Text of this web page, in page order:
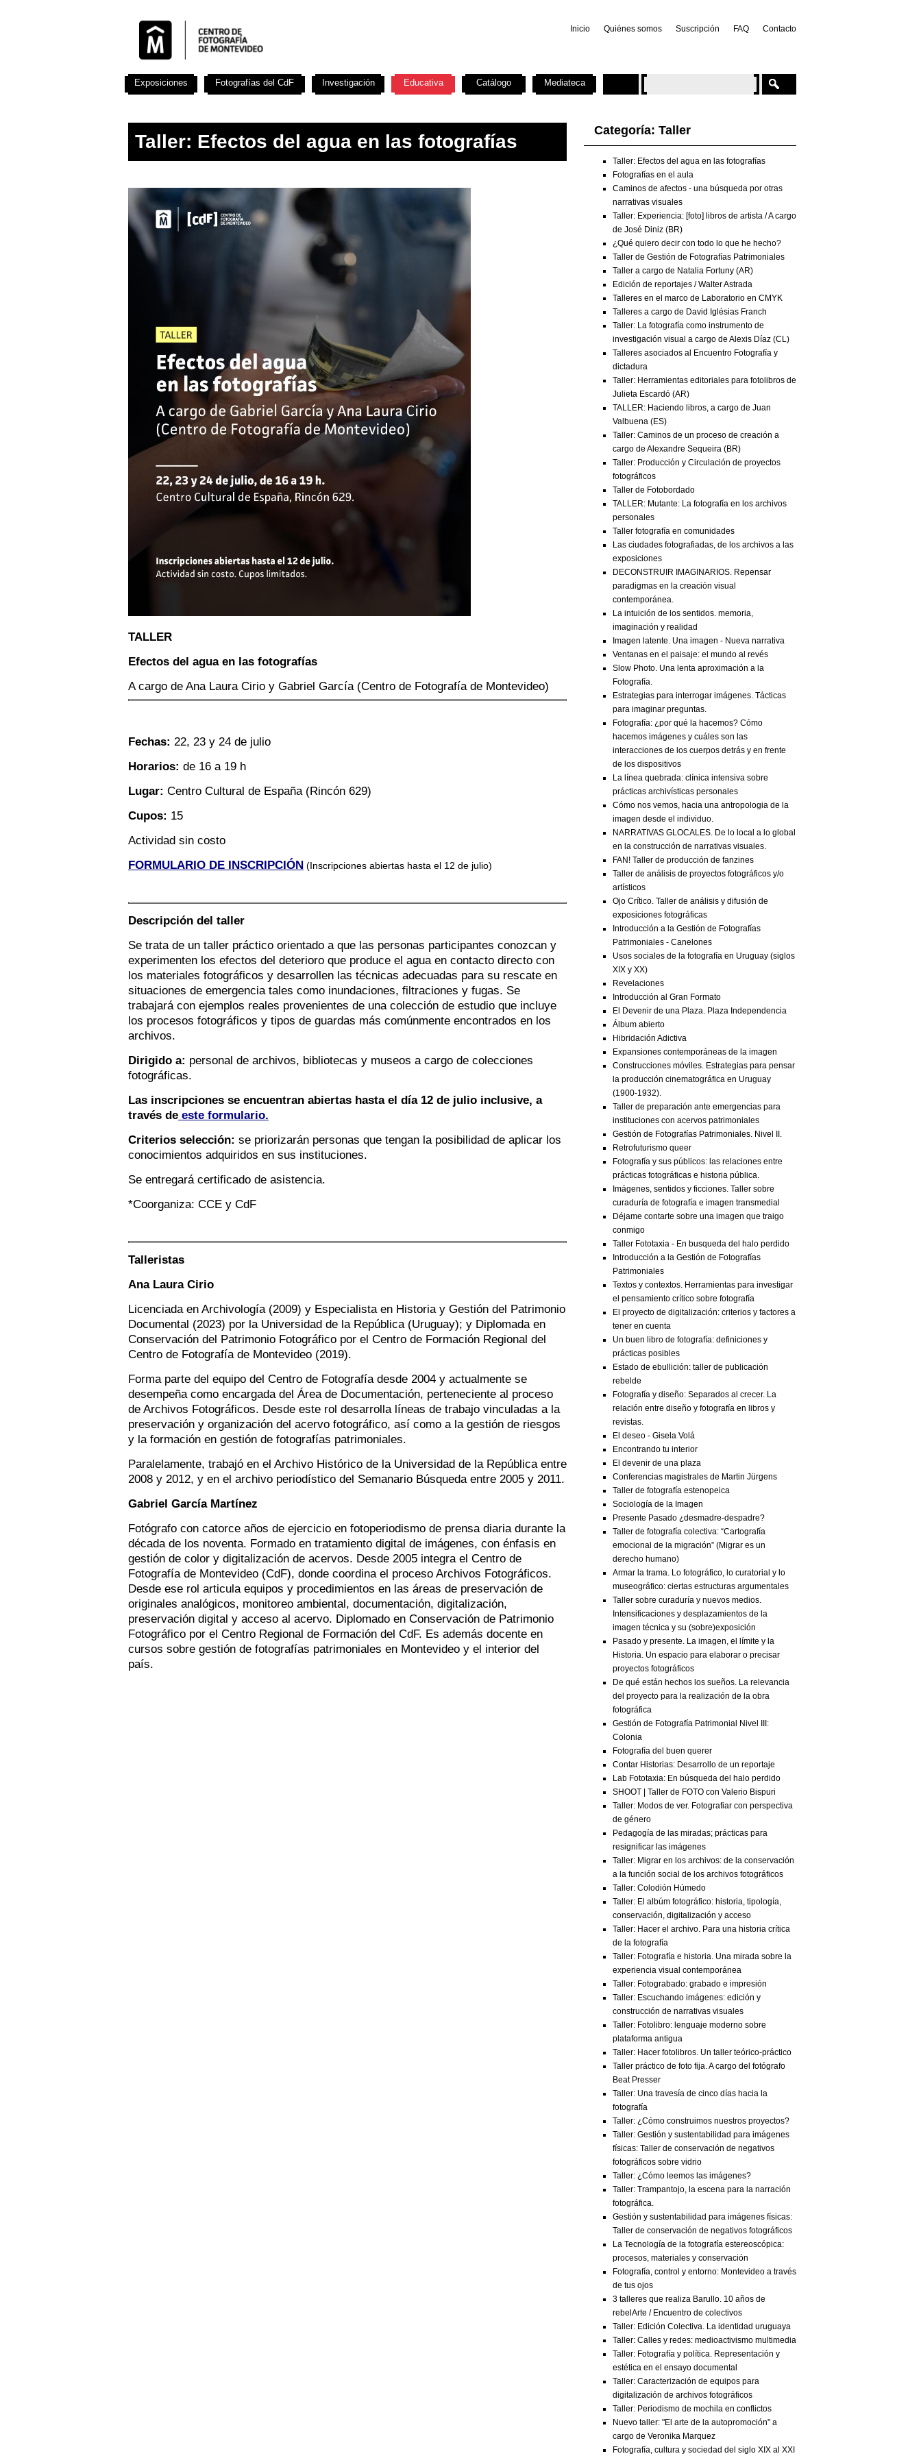
Inicio Quiénes somos Suscripción FAQ Contacto
Taller: Efectos del agua en las fotografías
TALLER
Efectos del agua en las fotografías
A cargo de Ana Laura Cirio y Gabriel García (Centro de Fotografía de Montevideo)
Fechas: 22, 23 y 24 de julio
Horarios: de 16 a 19 h
Lugar: Centro Cultural de España (Rincón 629)
Cupos: 15
Actividad sin costo
FORMULARIO DE INSCRIPCIÓN (Inscripciones abiertas hasta el 12 de julio)
Descripción del taller
Se trata de un taller práctico orientado a que las personas participantes conozcan y
experimenten los efectos del deterioro que produce el agua en contacto directo con
los materiales fotográficos y desarrollen las técnicas adecuadas para su rescate en
situaciones de emergencia tales como inundaciones, filtraciones y fugas. Se
trabajará con ejemplos reales provenientes de una colección de estudio que incluye
los procesos fotográficos y tipos de guardas más comúnmente encontrados en los
archivos.
Dirigido a: personal de archivos, bibliotecas y museos a cargo de colecciones
fotográficas.
Las inscripciones se encuentran abiertas hasta el día 12 de julio inclusive, a
través de este formulario.
Criterios selección: se priorizarán personas que tengan la posibilidad de aplicar los
conocimientos adquiridos en sus instituciones.
Se entregará certificado de asistencia.
*Coorganiza: CCE y CdF
Talleristas
Ana Laura Cirio
Licenciada en Archivología (2009) y Especialista en Historia y Gestión del Patrimonio
Documental (2023) por la Universidad de la República (Uruguay); y Diplomada en
Conservación del Patrimonio Fotográfico por el Centro de Formación Regional del
Centro de Fotografía de Montevideo (2019).
Forma parte del equipo del Centro de Fotografía desde 2004 y actualmente se
desempeña como encargada del Área de Documentación, perteneciente al proceso
de Archivos Fotográficos. Desde este rol desarrolla líneas de trabajo vinculadas a la
preservación y organización del acervo fotográfico, así como a la gestión de riesgos
y la formación en gestión de fotografías patrimoniales.
Paralelamente, trabajó en el Archivo Histórico de la Universidad de la República entre
2008 y 2012, y en el archivo periodístico del Semanario Búsqueda entre 2005 y 2011.
Gabriel García Martínez
Fotógrafo con catorce años de ejercicio en fotoperiodismo de prensa diaria durante la
década de los noventa. Formado en tratamiento digital de imágenes, con énfasis en
gestión de color y digitalización de acervos. Desde 2005 integra el Centro de
Fotografía de Montevideo (CdF), donde coordina el proceso Archivos Fotográficos.
Desde ese rol articula equipos y procedimientos en las áreas de preservación de
originales analógicos, monitoreo ambiental, documentación, digitalización,
preservación digital y acceso al acervo. Diplomado en Conservación de Patrimonio
Fotográfico por el Centro Regional de Formación del CdF. Es además docente en
cursos sobre gestión de fotografías patrimoniales en Montevideo y el interior del
país.
Categoría: Taller
Taller: Efectos del agua en las fotografías
Fotografías en el aula
Caminos de afectos - una búsqueda por otras
narrativas visuales
Taller: Experiencia: [foto] libros de artista / A cargo
de José Diniz (BR)
¿Qué quiero decir con todo lo que he hecho?
Taller de Gestión de Fotografías Patrimoniales
Taller a cargo de Natalia Fortuny (AR)
Edición de reportajes / Walter Astrada
Talleres en el marco de Laboratorio en CMYK
Talleres a cargo de David Iglésias Franch
Taller: La fotografía como instrumento de
investigación visual a cargo de Alexis Díaz (CL)
Talleres asociados al Encuentro Fotografía y
dictadura
Taller: Herramientas editoriales para fotolibros de
Julieta Escardó (AR)
TALLER: Haciendo libros, a cargo de Juan
Valbuena (ES)
Taller: Caminos de un proceso de creación a
cargo de Alexandre Sequeira (BR)
Taller: Producción y Circulación de proyectos
fotográficos
Taller de Fotobordado
TALLER: Mutante: La fotografía en los archivos
personales
Taller fotografía en comunidades
Las ciudades fotografiadas, de los archivos a las
exposiciones
DECONSTRUIR IMAGINARIOS. Repensar
paradigmas en la creación visual
contemporánea.
La intuición de los sentidos. memoria,
imaginación y realidad
Imagen latente. Una imagen - Nueva narrativa
Ventanas en el paisaje: el mundo al revés
Slow Photo. Una lenta aproximación a la
Fotografía.
Estrategias para interrogar imágenes. Tácticas
para imaginar preguntas.
Fotografía: ¿por qué la hacemos? Cómo
hacemos imágenes y cuáles son las
interacciones de los cuerpos detrás y en frente
de los dispositivos
La línea quebrada: clínica intensiva sobre
prácticas archivísticas personales
Cómo nos vemos, hacia una antropologia de la
imagen desde el individuo.
NARRATIVAS GLOCALES. De lo local a lo global
en la construcción de narrativas visuales.
FAN! Taller de producción de fanzines
Taller de análisis de proyectos fotográficos y/o
artísticos
Ojo Crítico. Taller de análisis y difusión de
exposiciones fotográficas
Introducción a la Gestión de Fotografías
Patrimoniales - Canelones
Usos sociales de la fotografía en Uruguay (siglos
XIX y XX)
Revelaciones
Introducción al Gran Formato
El Devenir de una Plaza. Plaza Independencia
Álbum abierto
Hibridación Adictiva
Expansiones contemporáneas de la imagen
Construcciones móviles. Estrategias para pensar
la producción cinematográfica en Uruguay
(1900-1932).
Taller de preparación ante emergencias para
instituciones con acervos patrimoniales
Gestión de Fotografías Patrimoniales. Nivel II.
Retrofuturismo queer
Fotografía y sus públicos: las relaciones entre
prácticas fotográficas e historia pública.
Imágenes, sentidos y ficciones. Taller sobre
curaduría de fotografía e imagen transmedial
Déjame contarte sobre una imagen que traigo
conmigo
Taller Fototaxia - En busqueda del halo perdido
Introducción a la Gestión de Fotografías
Patrimoniales
Textos y contextos. Herramientas para investigar
el pensamiento crítico sobre fotografía
El proyecto de digitalización: criterios y factores a
tener en cuenta
Un buen libro de fotografía: definiciones y
prácticas posibles
Estado de ebullición: taller de publicación
rebelde
Fotografía y diseño: Separados al crecer. La
relación entre diseño y fotografía en libros y
revistas.
El deseo - Gisela Volá
Encontrando tu interior
El devenir de una plaza
Conferencias magistrales de Martin Jürgens
Taller de fotografía estenopeica
Sociología de la Imagen
Presente Pasado ¿desmadre-despadre?
Taller de fotografía colectiva: “Cartografía
emocional de la migración” (Migrar es un
derecho humano)
Armar la trama. Lo fotográfico, lo curatorial y lo
museográfico: ciertas estructuras argumentales
Taller sobre curaduría y nuevos medios.
Intensificaciones y desplazamientos de la
imagen técnica y su (sobre)exposición
Pasado y presente. La imagen, el límite y la
Historia. Un espacio para elaborar o precisar
proyectos fotográficos
De qué están hechos los sueños. La relevancia
del proyecto para la realización de la obra
fotográfica
Gestión de Fotografía Patrimonial Nivel III:
Colonia
Fotografía del buen querer
Contar Historias: Desarrollo de un reportaje
Lab Fototaxia: En búsqueda del halo perdido
SHOOT | Taller de FOTO con Valerio Bispuri
Taller: Modos de ver. Fotografiar con perspectiva
de género
Pedagogía de las miradas; prácticas para
resignificar las imágenes
Taller: Migrar en los archivos: de la conservación
a la función social de los archivos fotográficos
Taller: Colodión Húmedo
Taller: El albúm fotográfico: historia, tipología,
conservación, digitalización y acceso
Taller: Hacer el archivo. Para una historia crítica
de la fotografía
Taller: Fotografía e historia. Una mirada sobre la
experiencia visual contemporánea
Taller: Fotograbado: grabado e impresión
Taller: Escuchando imágenes: edición y
construcción de narrativas visuales
Taller: Fotolibro: lenguaje moderno sobre
plataforma antigua
Taller: Hacer fotolibros. Un taller teórico-práctico
Taller práctico de foto fija. A cargo del fotógrafo
Beat Presser
Taller: Una travesía de cinco días hacia la
fotografía
Taller: ¿Cómo construimos nuestros proyectos?
Taller: Gestión y sustentabilidad para imágenes
físicas: Taller de conservación de negativos
fotográficos sobre vidrio
Taller: ¿Cómo leemos las imágenes?
Taller: Trampantojo, la escena para la narración
fotográfica.
Gestión y sustentabilidad para imágenes físicas:
Taller de conservación de negativos fotográficos
La Tecnología de la fotografía estereoscópica:
procesos, materiales y conservación
Fotografía, control y entorno: Montevideo a través
de tus ojos
3 talleres que realiza Barullo. 10 años de
rebelArte / Encuentro de colectivos
Taller: Edición Colectiva. La identidad uruguaya
Taller: Calles y redes: medioactivismo multimedia
Taller: Fotografía y política. Representación y
estética en el ensayo documental
Taller: Caracterización de equipos para
digitalización de archivos fotográficos
Taller: Periodismo de mochila en conflictos
Nuevo taller: "El arte de la autopromoción" a
cargo de Veronika Marquez
Fotografía, cultura y sociedad del siglo XIX al XXI
Exposiciones Fotografías del CdF Investigación Educativa Catálogo Mediateca